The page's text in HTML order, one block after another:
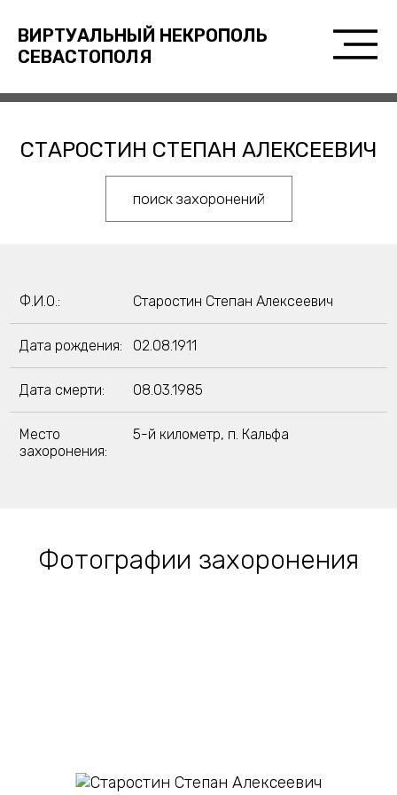
ВИРТУАЛЬНЫЙ НЕКРОПОЛЬ
СЕВАСТОПОЛЯ
СТАРОСТИН СТЕПАН АЛЕКСЕЕВИЧ
поиск захоронений
Ф.И.О.: Старостин Степан Алексеевич
Дата рождения: 02.08.1911
Дата смерти: 08.03.1985
Место
захоронения:
5-й километр, п. Кальфа
Фотографии захоронения